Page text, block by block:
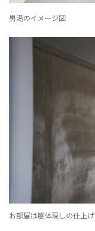
男湯のイメージ図
お部屋は躯体現しの仕上げ